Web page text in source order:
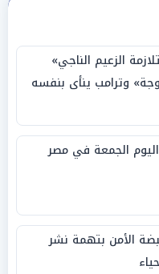
الزعيم الناجي»
وترامب ينأى بنفسه
الجمعة في مصر
الأمن بتهمة نشر